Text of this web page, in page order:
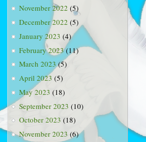
November 2022 (5)
December 2022 (5)
January 2023 (4)
February 2023(11)
March 2023(5)
April 2023 (5)
May 2023 (18)
September 2023 (10)
October 2023 (18)
November 2023 (6)